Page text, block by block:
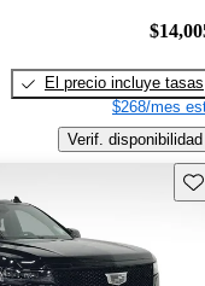
El precio incluye tasas
$268/mes
Verif. disponibilidad